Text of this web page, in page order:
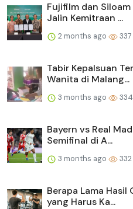
Fujifilm dan
Jalin Kemitraan ...
2 months ago 337
Tabir Kepalsuan
Wanita di Malang...
3 months ago 334
Bayern vs Real
Semifinal di A...
3 months ago 332
Berapa Lama Hasil
yang Harus Ka...